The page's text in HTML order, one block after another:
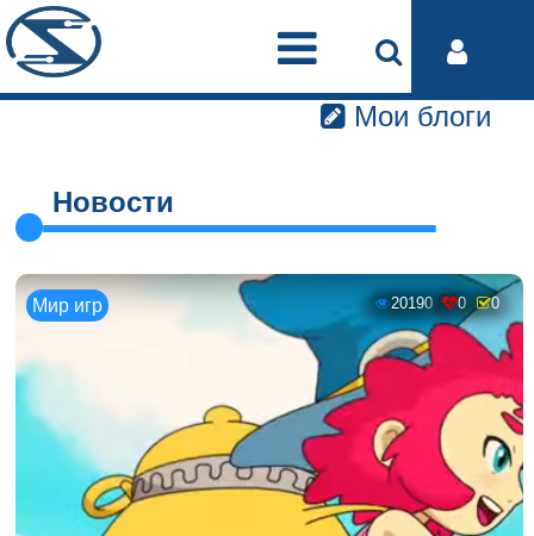
Мои блоги
Новости
Мир игр 20190 0 0